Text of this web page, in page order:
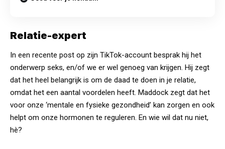
Relatie-expert
In een recente post op zijn TikTok-account besprak hij het
onderwerp seks, en/of we er wel genoeg van krijgen. Hij zegt
dat het heel belangrijk is om de daad te doen in je relatie,
omdat het een aantal voordelen heeft. Maddock zegt dat het
voor onze ‘mentale en fysieke gezondheid’ kan zorgen en ook
helpt om onze hormonen te reguleren. En wie wil dat nu niet,
hè?